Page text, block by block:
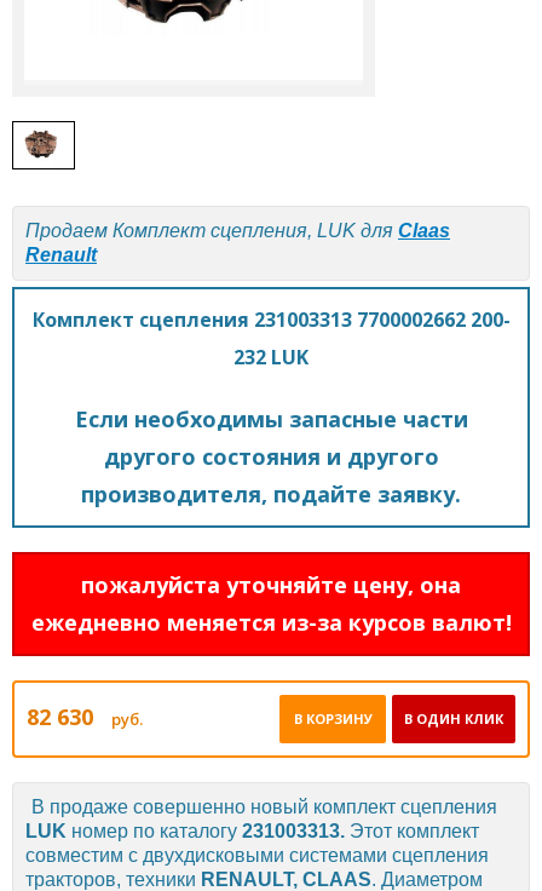
Продаем Комплект сцепления, LUK для Claas
Renault
Комплект сцепления 231003313 7700002662 200-
232 LUK
Если необходимы запасные части
другого состояния и другого
производителя, подайте заявку.
пожалуйста уточняйте цену, она
ежедневно меняется из-за курсов валют!
82 630 руб. В ОДИН КЛИК
В КОРЗИНУ
В продаже совершенно новый комплект сцепления
LUK номер по каталогу 231003313. Этот комплект
совместим с двухдисковыми системами сцепления
тракторов, техники RENAULT, CLAAS. Диаметром